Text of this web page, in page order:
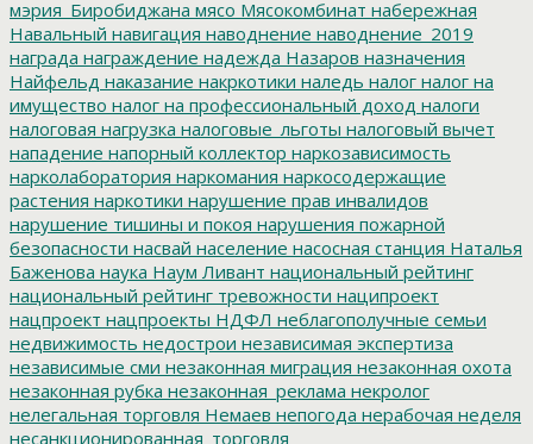
мэрия_Биробиджана мясо Мясокомбинат набережная
Навальный навигация наводнение наводнение_2019
награда награждение надежда Назаров назначения
Найфельд наказание накркотики наледь налог налог на
имущество налог на профессиональный доход налоги
налоговая нагрузка налоговые_льготы налоговый вычет
нападение напорный коллектор наркозависимость
нарколаборатория наркомания наркосодержащие
растения наркотики нарушение прав инвалидов
нарушение тишины и покоя нарушения пожарной
безопасности насвай население насосная станция Наталья
Баженова наука Наум Ливант национальный рейтинг
национальный рейтинг тревожности наципроект
нацпроект нацпроекты НДФЛ неблагополучные семьи
недвижимость недострои независимая экспертиза
независимые сми незаконная миграция незаконная охота
незаконная рубка незаконная_реклама некролог
нелегальная торговля Немаев непогода нерабочая неделя
несанкционированная_торговля